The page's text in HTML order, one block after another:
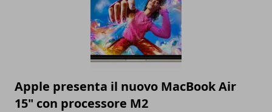
Apple presenta il nuovo MacBook Air
15" con processore M2